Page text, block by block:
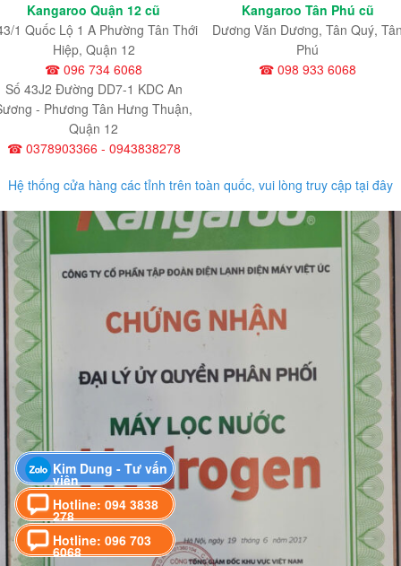
Kangaroo Quận 12 cũ
1 Quốc Lộ 1 A Phường Tân Thới
Hiệp, Quận 12
☎ 096 734 6068
Số 43J2 Đường DD7-1 KDC An
- Phương Tân Hưng Thuận,
Quận 12
☎ 0378903366 - 0943838278
Kangaroo Tân Phú cũ
Dương Văn Dương, Tân Quý,
Phú
☎ 098 933 6068
Hệ thống cửa hàng các tỉnh trên toàn quốc, vui lòng truy cập tại đây
Kim Dung - Tư vấn
viên
Hotline: 094 3838
278
Hotline: 096 703
6068